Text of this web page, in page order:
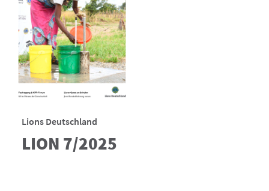
Lions Deutschland
LION 7/2025